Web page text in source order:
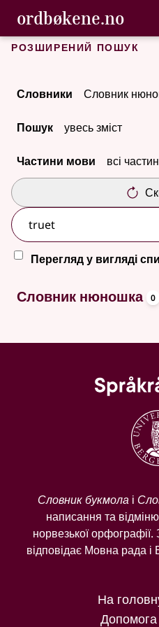
Перейти до
Доступність
ordbøkene.no,
Cловник букмола та Словник
Розширений пошук
Словники
Пошук
Частини мови
Перегляд у вигляді
Немає результатів
Словник нюношка 0
Словник букмолаі
написання та
норвезької
відповідає Мовна рада і
На